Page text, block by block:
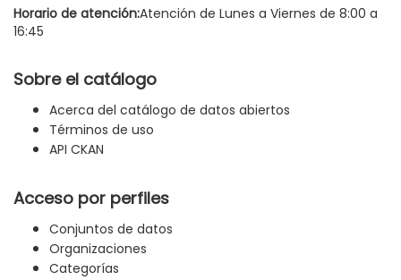
Horario de atención:Atención de Lunes a Viernes de 8:00 a
16:45
Sobre el catálogo
Acerca del catálogo de datos abiertos
Términos de uso
API CKAN
Acceso por perfiles
Conjuntos de datos
Organizaciones
Categorías